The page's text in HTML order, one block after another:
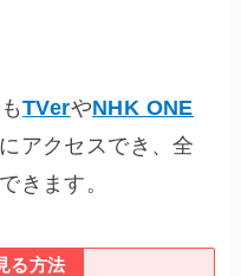
TVerやNHK ONE
アクセスでき、全
きます。
る方法